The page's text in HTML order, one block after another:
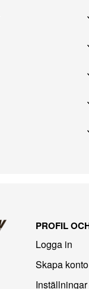
PROFIL
Logga in
Skapa konto